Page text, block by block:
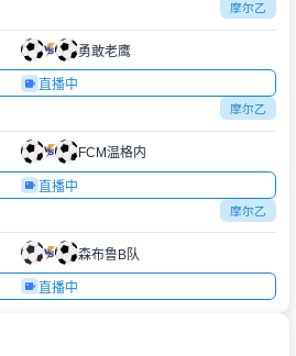
摩尔乙
勇敢老鹰
直播中
摩尔乙
FCM温格内
直播中
摩尔乙
森布鲁B队
直播中